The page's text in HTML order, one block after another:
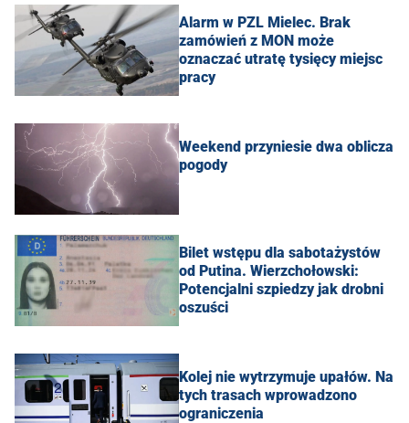
Alarm w PZL Mielec. Brak
zamówień z MON może
oznaczać utratę tysięcy miejsc
pracy
Weekend przyniesie dwa oblicza
pogody
Bilet wstępu dla sabotażystów
od Putina. Wierzchołowski:
Potencjalni szpiedzy jak drobni
oszuści
Kolej nie wytrzymuje upałów. Na
tych trasach wprowadzono
ograniczenia